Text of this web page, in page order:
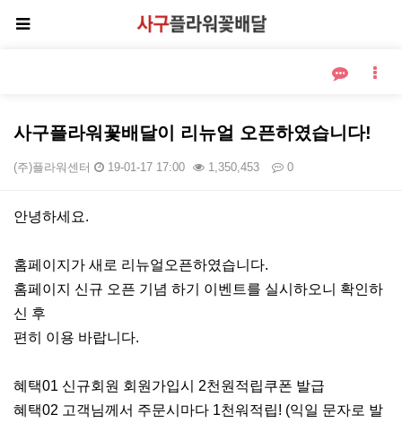
사구플라워꽃배달이 리뉴얼 오픈하였습니다!
(주)플라워센터 19-01-17 17:00 1,350,453 0
본문
안녕하세요.
홈페이지가 새로 리뉴얼오픈하였습니다.
홈페이지 신규 오픈 기념 하기 이벤트를 실시하오니 확인하
신 후
편히 이용 바랍니다.
혜택01 신규회원 회원가입시 2천원적립쿠폰 발급
혜택02 고객님께서 주문시마다 1천워적립! (익일 문자로 발